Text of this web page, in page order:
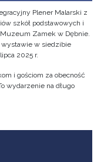
Plener Malarski z
szkół podstawowych i
Zamek w Dębnie.
wystawie w siedzibie
2025 r.
i gościom za obecność
wydarzenie na długo